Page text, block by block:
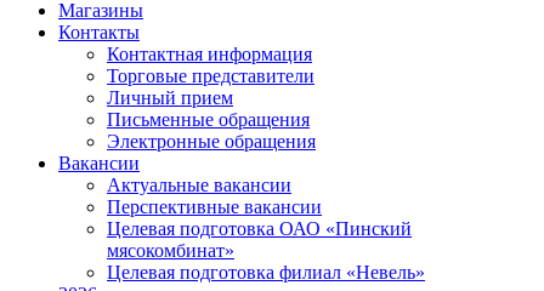
Магазины
Контакты
Контактная информация
Торговые представители
Личный прием
Письменные обращения
Электронные обращения
Вакансии
Актуальные вакансии
Перспективные вакансии
Целевая подготовка ОАО «Пинский
мясокомбинат»
Целевая подготовка филиал «Невель»